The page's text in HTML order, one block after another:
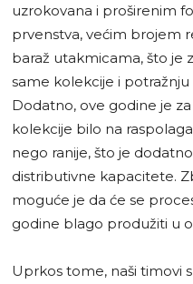
uzrokovana i proširenim
prvenstva, većim brojem
baraž utakmicama, što je
same kolekcije i
Dodatno, ove godine je
kolekcije bilo na
nego ranije, što je
distributivne kapacitete.
moguće je da će se
godine blago produžiti u
Uprkos tome, naši timovi